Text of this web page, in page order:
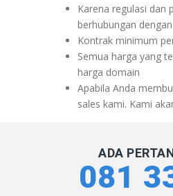
Karena regulasi dan
berhubungan
Kontrak minimum
Semua harga yang
harga domain
Apabila Anda
sales kami. Kami
ADA
081